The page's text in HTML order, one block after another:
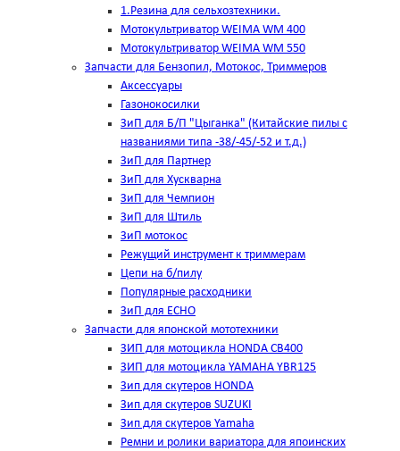
1.Резина для сельхозтехники.
Мотокультриватор WEIMA WM 400
Мотокультриватор WEIMA WM 550
Запчасти для Бензопил, Мотокос, Триммеров
Аксессуары
Газонокосилки
ЗиП для Б/П "Цыганка" (Китайские пилы с
названиями типа -38/-45/-52 и т.д.)
ЗиП для Партнер
ЗиП для Хускварна
ЗиП для Чемпион
ЗиП для Штиль
ЗиП мотокос
Режущий инструмент к триммерам
Цепи на б/пилу
Популярные расходники
ЗиП для ЕСНО
Запчасти для японской мототехники
ЗИП для мотоцикла HONDA CB400
ЗИП для мотоцикла YAMAHA YBR125
Зип для скутеров HONDA
Зип для скутеров SUZUKI
Зип для скутеров Yamaha
Ремни и ролики вариатора для япоинских